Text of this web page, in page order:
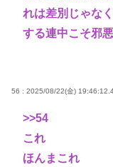
れは差別じゃな
する連中こそ邪
56 : 2025/08/22(金)
>>54
これ
ほんまこれ